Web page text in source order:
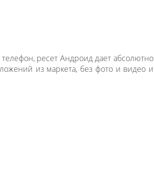
ресет Андроид дает абсолютно
из маркета, без фото и видео и